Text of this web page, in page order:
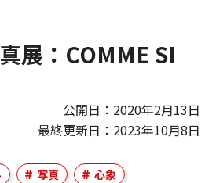
展：COMME SI
公開日：2020年2月13日
最終更新日：2023年10月8日
写真 心象